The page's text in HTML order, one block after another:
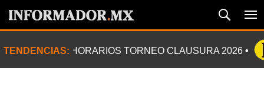
TENDENCIAS: HORARIOS TORNEO CLAUSURA 2026